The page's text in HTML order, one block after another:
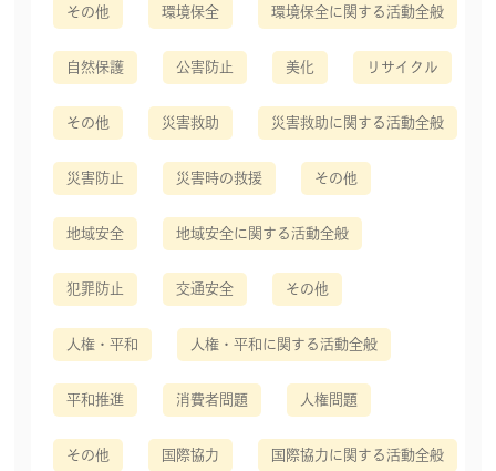
その他 環境保全 環境保全に関する活動全般
自然保護 公害防止 美化 リサイクル
その他 災害救助 災害救助に関する活動全般
災害防止 災害時の救援 その他
地域安全 地域安全に関する活動全般
犯罪防止 交通安全 その他
人権・平和 人権・平和に関する活動全般
平和推進 消費者問題 人権問題
その他 国際協力 国際協力に関する活動全般